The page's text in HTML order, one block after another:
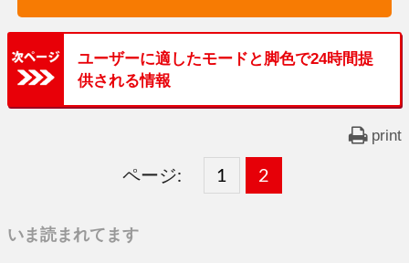
ユーザーに適したモードと脚色で24時間提
供される情報
print
ページ:
固
1 ,
固
2
いま読まれてます